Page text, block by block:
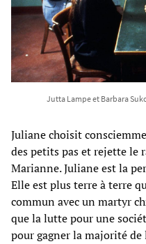
Jutta Lampe et Barbara
Juliane choisit
des petits pas et rejette le
Marianne. Juliane est la
Elle est plus terre à terre
commun avec un martyr
que la lutte pour une
pour gagner la majorité